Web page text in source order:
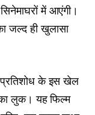
में आएंगी।
जल्द ही खुलासा
प्रतिशोध के इस खेल
लुक। यह फिल्म